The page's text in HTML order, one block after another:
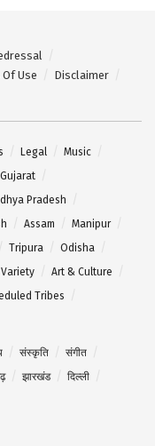
Use
Disclaimer
Legal
Music
Gujarat
Pradesh
Assam
Manipur
Tripura
Odisha
Variety
Art & Culture
Tribes
संस्कृति
संगीत
झारखंड
दिल्ली